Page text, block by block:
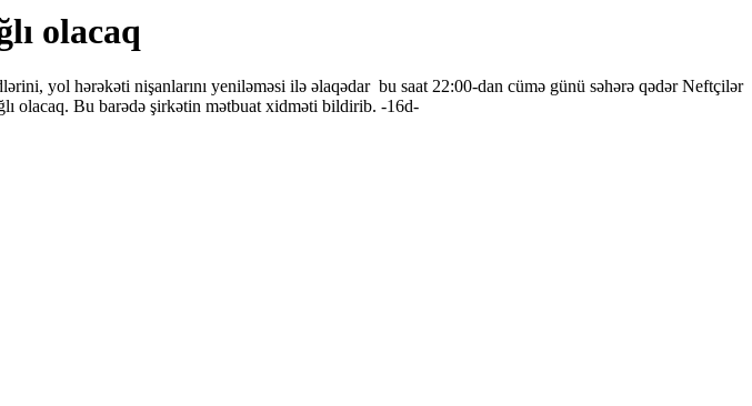
olacaq
yol hərəkəti nişanlarını yeniləməsi ilə əlaqədar bu saat 22:00-dan cümə günü səhərə qədər Neftçilər
olacaq. Bu barədə şirkətin mətbuat xidməti bildirib. -16d-